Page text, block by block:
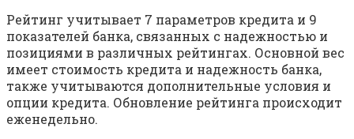
Рейтинг учитывает 7 параметров кредита и 9
показателей банка, связанных с надежностью и
позициями в различных рейтингах. Основной вес
имеет стоимость кредита и надежность банка,
также учитываются дополнительные условия и
опции кредита. Обновление рейтинга происходит
еженедельно.